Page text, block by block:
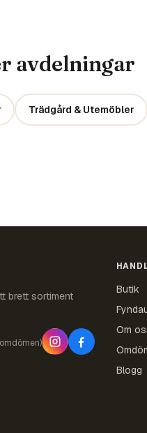
avdelningar
Trädgård & Utemöbler
brett sortiment
)
Butik
Om
Blogg